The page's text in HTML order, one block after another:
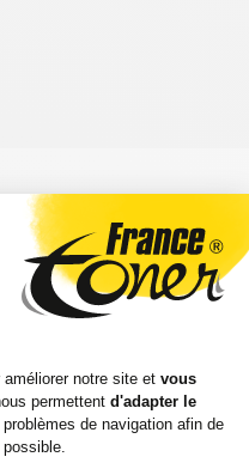
vos rubans
vous proposons la
du web.
confiance depuis
à plus de 97% et
FranceToner.
besoin de rubans
cela, nous optimisons
et leur envoi
tous les jours.